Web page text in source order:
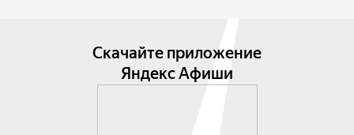
Скачайте приложение
Яндекс Афиши